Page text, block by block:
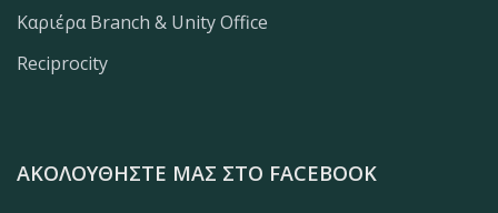
Καριέρα Branch & Unity Office
Reciprocity
ΑΚΟΛΟΥΘΉΣΤΕ ΜΑΣ ΣΤΟ FACEBOOK